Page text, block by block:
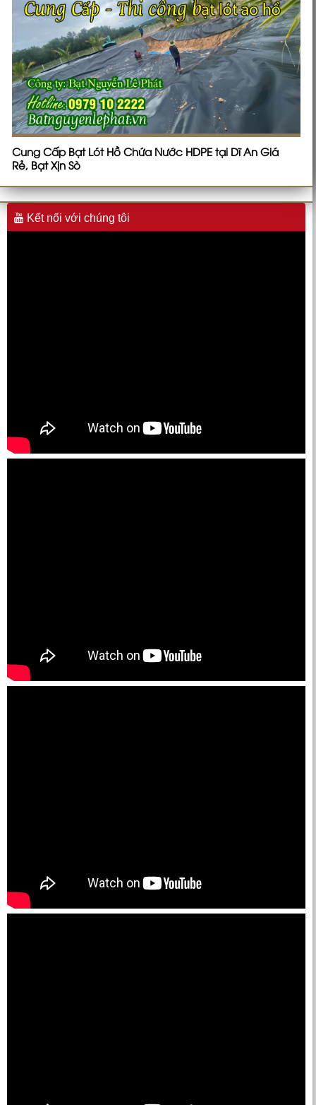
Cung Cấp Bạt Lót Hồ Chứa Nước HDPE tại Dĩ An Giá
Rẻ, Bạt Xịn Sò
Kết nối với chúng tôi